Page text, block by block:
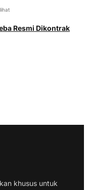
Resmi Dikontrak
khusus untuk